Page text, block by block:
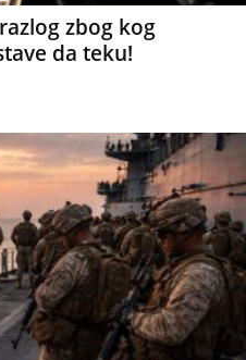
zbog kog
da teku!